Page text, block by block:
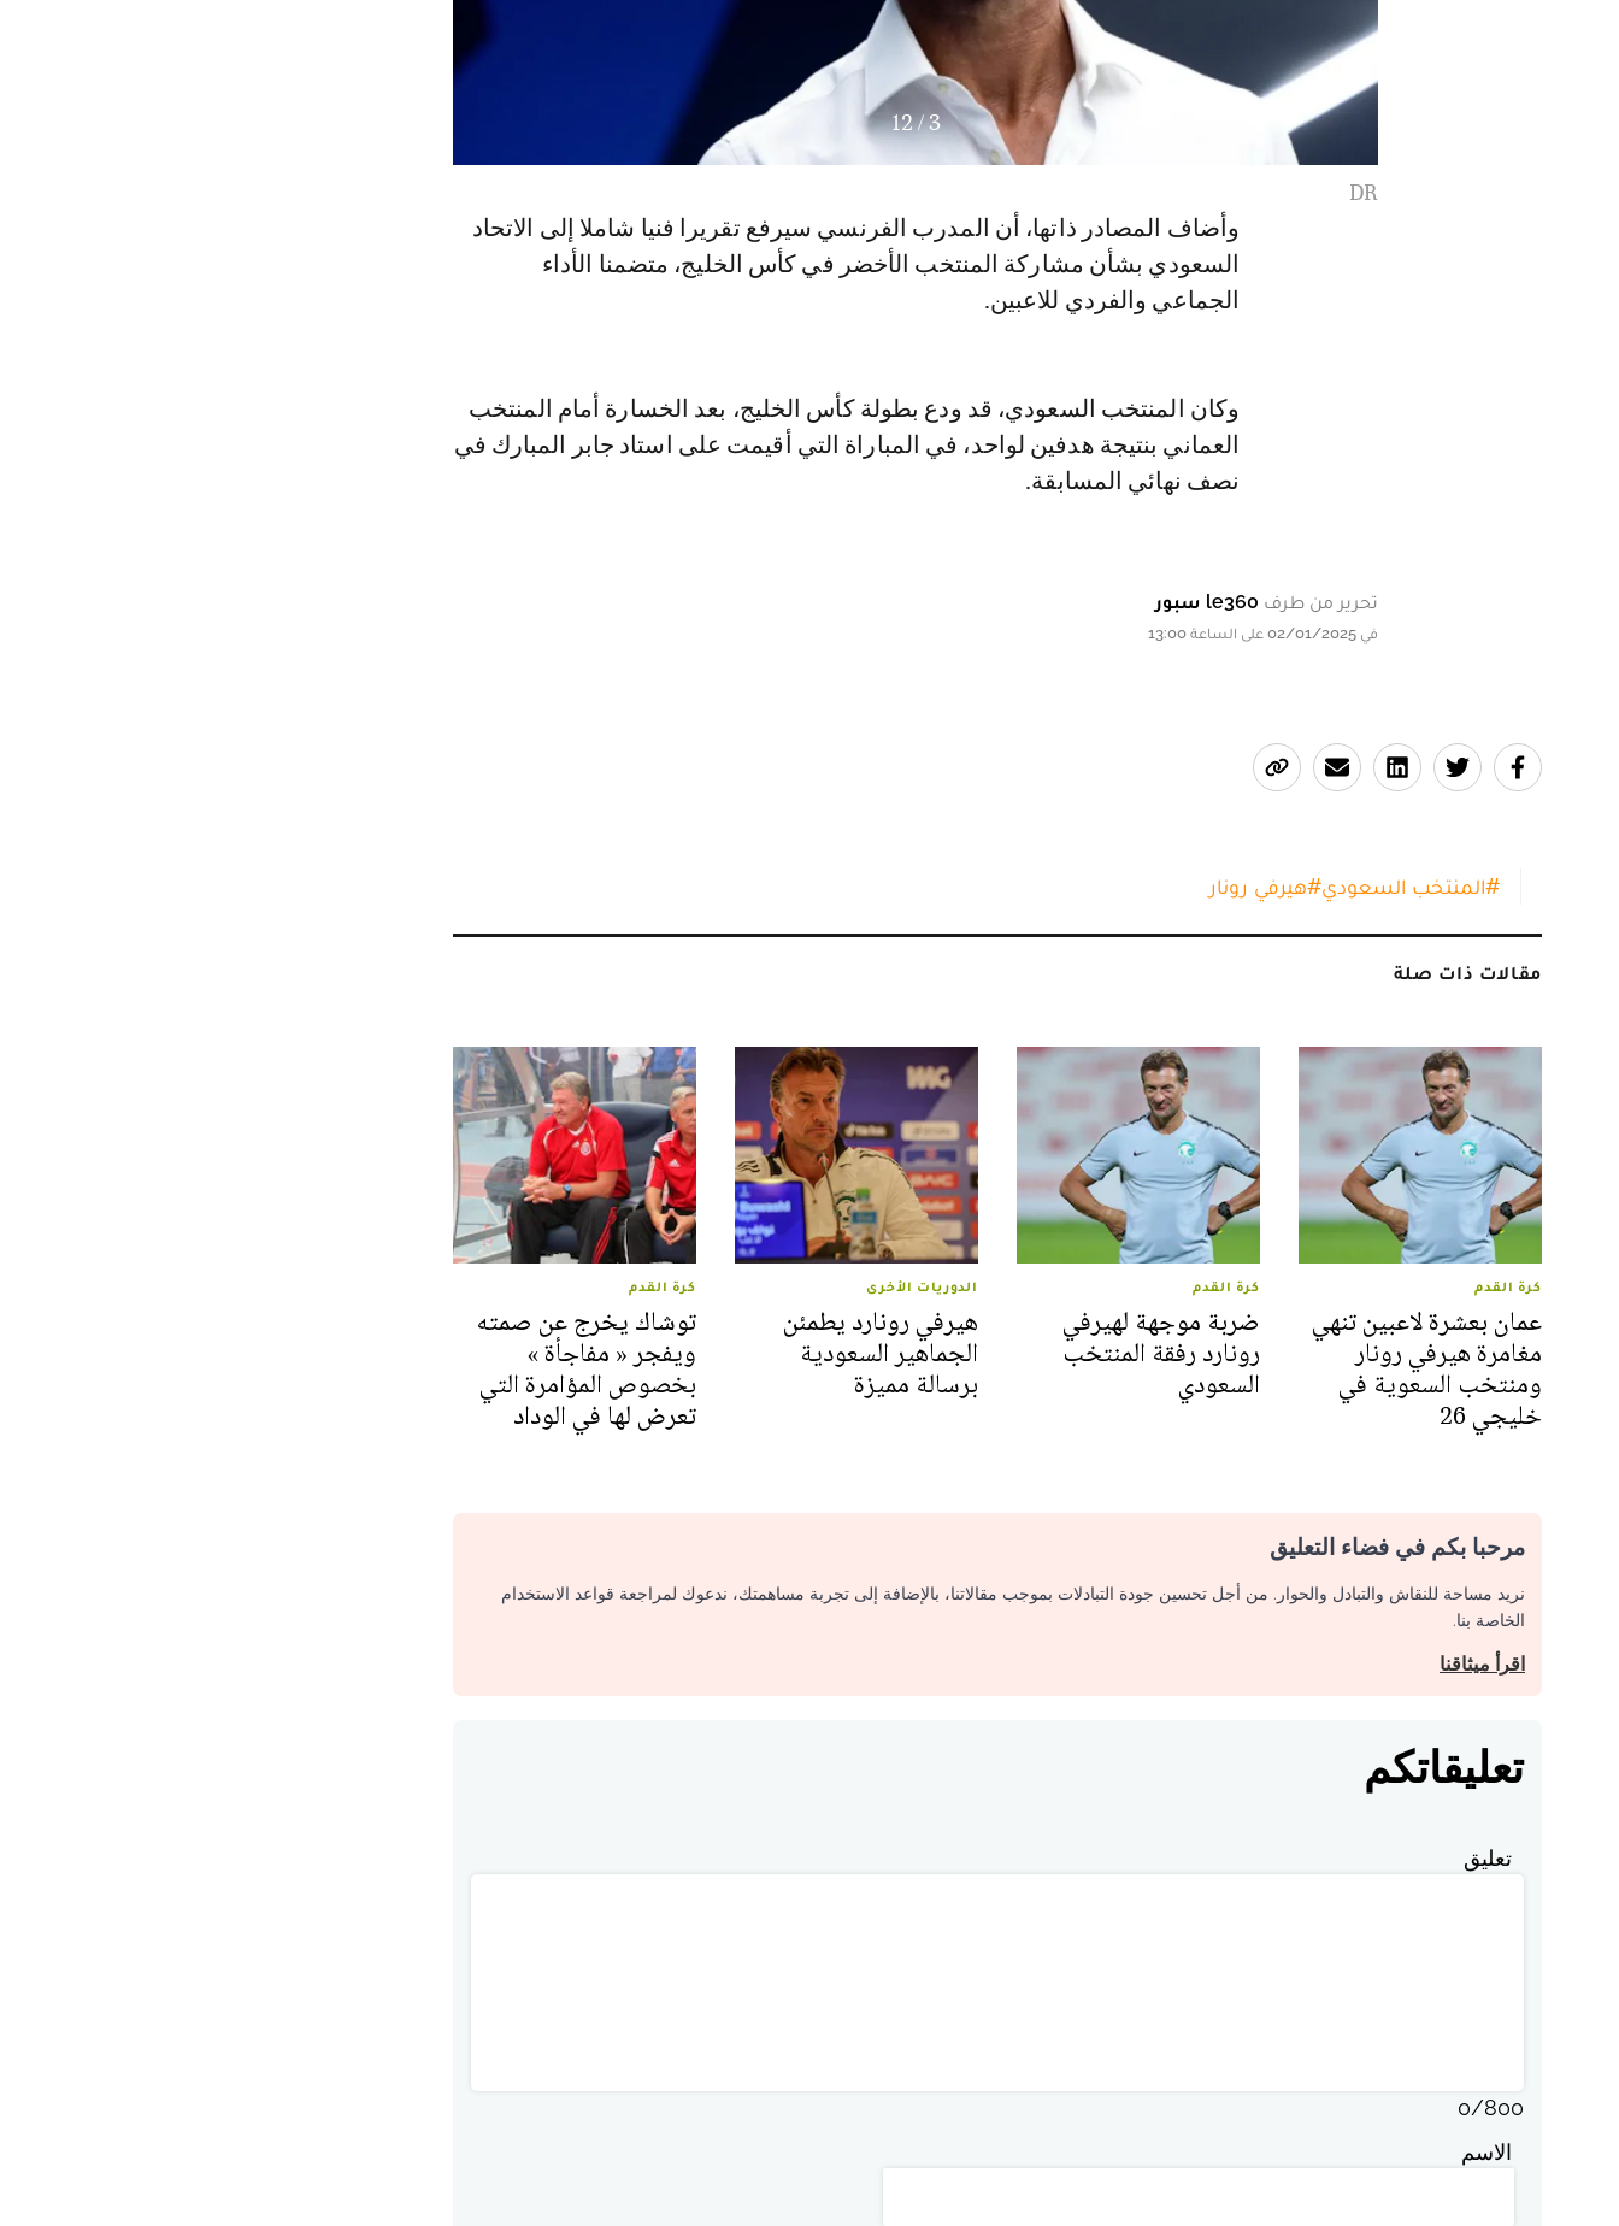
3
/
12
DR
وأضاف المصادر ذاتها، أن المدرب الفرنسي سيرفع تقريرا فنيا شاملا إلى الاتحاد
السعودي بشأن مشاركة المنتخب الأخضر في كأس الخليج، متضمنا الأداء
الجماعي والفردي للاعبين.
وكان المنتخب السعودي، قد ودع بطولة كأس الخليج، بعد الخسارة أمام المنتخب
العماني بنتيجة هدفين لواحد، في المباراة التي أقيمت على استاد جابر المبارك في
نصف نهائي المسابقة.
تحرير من طرف le360 سبور
في 02/01/2025 على الساعة 13:00
#المنتخب السعودي#هيرفي رونار
مقالات ذات صلة
كرة القدم
عمان بعشرة لاعبين تنهي
مغامرة هيرفي رونار
ومنتخب السعوية في
خليجي 26
كرة القدم
ضربة موجهة لهيرفي
رونارد رفقة المنتخب
السعودي
الدوريات الأخرى
هيرفي رونارد يطمئن
الجماهير السعودية
برسالة مميزة
كرة القدم
توشاك يخرج عن صمته
ويفجر « مفاجأة »
بخصوص المؤامرة التي
تعرض لها في الوداد
مرحبا بكم في فضاء التعليق
نريد مساحة للنقاش والتبادل والحوار. من أجل تحسين جودة التبادلات بموجب مقالاتنا، بالإضافة إلى تجربة مساهمتك، ندعوك لمراجعة قواعد الاستخدام
الخاصة بنا.
اقرأ ميثاقنا
تعليقاتكم
تعليق
0/800
الاسم